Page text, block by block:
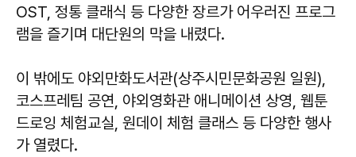
OST, 정통 클래식 등 다양한 장르가 어우러진 프로그
램을 즐기며 대단원의 막을 내렸다.
이 밖에도 야외만화도서관(상주시민문화공원 일원),
코스프레팀 공연, 야외영화관 애니메이션 상영, 웹툰
드로잉 체험교실, 원데이 체험 클래스 등 다양한 행사
가 열렸다.